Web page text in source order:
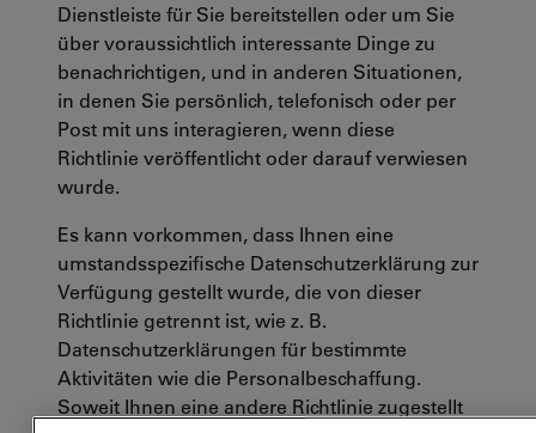
Dienstleiste für Sie bereitstellen oder um Sie
über voraussichtlich interessante Dinge zu
benachrichtigen, und in anderen Situationen,
in denen Sie persönlich, telefonisch oder per
Post mit uns interagieren, wenn diese
Richtlinie veröffentlicht oder darauf verwiesen
wurde.
Es kann vorkommen, dass Ihnen eine
umstandsspezifische Datenschutzerklärung zur
Verfügung gestellt wurde, die von dieser
Richtlinie getrennt ist, wie z. B.
Datenschutzerklärungen für bestimmte
Aktivitäten wie die Personalbeschaffung.
Soweit Ihnen eine andere Richtlinie zugestellt